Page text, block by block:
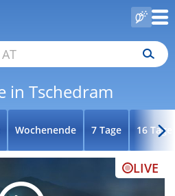
in Tschedram
Wochenende 7 Tage 16 Tage
LIVE